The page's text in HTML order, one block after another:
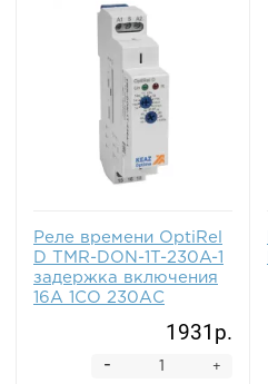
Реле времени OptiRel
D TMR-DON-1T-230A-1
задержка включения
16А 1СО 230АС
1931р.
+
-